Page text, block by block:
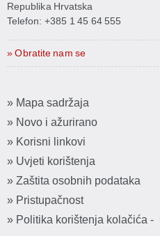
Republika Hrvatska
Telefon: +385 1 45 64 555
» Obratite nam se
» Mapa sadržaja
» Novo i ažurirano
» Korisni linkovi
» Uvjeti korištenja
» Zaštita osobnih podataka
» Pristupačnost
» Politika korištenja kolačića -